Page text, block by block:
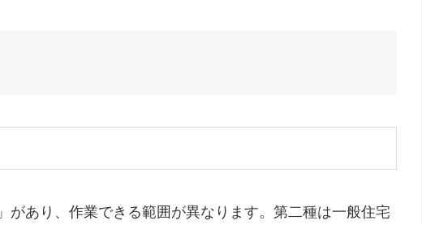
があり、作業できる範囲が異なります。第二種は一般住宅